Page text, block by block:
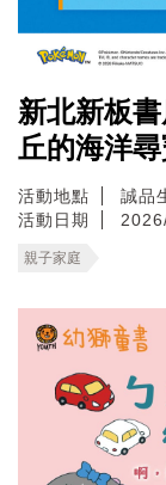
新北新板
丘的海洋尋
活動地點
誠品
活動日期
親子家庭